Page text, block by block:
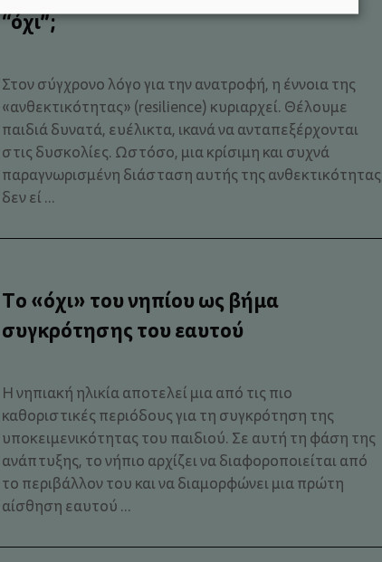
“όχι”;
Στον σύγχρονο λόγο για την ανατροφή, η έννοια της
«ανθεκτικότητας» (resilience) κυριαρχεί. Θέλουμε
παιδιά δυνατά, ευέλικτα, ικανά να ανταπεξέρχονται
στις δυσκολίες. Ωστόσο, μια κρίσιμη και συχνά
παραγνωρισμένη διάσταση αυτής της ανθεκτικότητας
δεν εί ...
Το «όχι» του νηπίου ως βήμα
συγκρότησης του εαυτού
Η νηπιακή ηλικία αποτελεί μια από τις πιο
καθοριστικές περιόδους για τη συγκρότηση της
υποκειμενικότητας του παιδιού. Σε αυτή τη φάση της
ανάπτυξης, το νήπιο αρχίζει να διαφοροποιείται από
το περιβάλλον του και να διαμορφώνει μια πρώτη
αίσθηση εαυτού ...